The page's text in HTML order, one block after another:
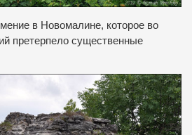
в Новомалине, которое во
претерпело существенные